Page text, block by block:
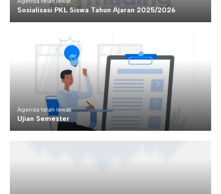
Sosialisasi PKL Siswa Tahun Ajaran 2025/2026
Agenda telah lewat
Ujian Semester